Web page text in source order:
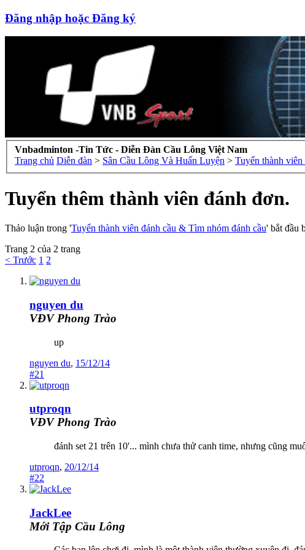
Đăng nhập hoặc Đăng ký
Vnbadminton -Tin Tức - Diễn Đàn Cầu Lông Việt Nam
Trang chủ Diễn đàn > Sân Cầu Lông Và Huấn Luyện > Tuyển thành
Tuyển thêm thành viên đánh đơn.
Thảo luận trong 'Tuyển thành viên đánh cầu & Tìm nhóm đánh cầu' bắt đầu
Trang 2 của 2 trang
< Trước 1 2
nguyen du
VĐV Phong Trào
up
nguyen du, 15/12/14
#21
utproqn
VĐV Phong Trào
đánh set 21 trên 10'... mình chưa thử canh time, nhưng cũng
utproqn, 20/12/14
#22
JackLee
Mới Tập Cầu Lông